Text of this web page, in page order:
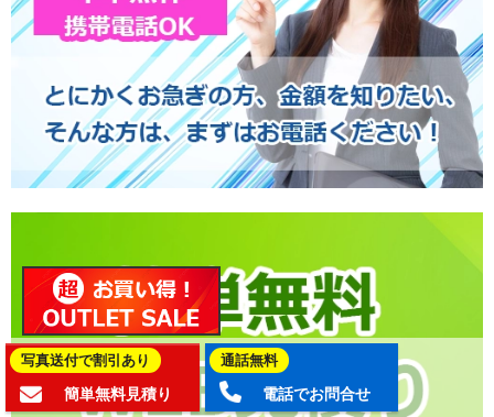
写真送付で割引あり
簡単無料見積り
通話無料
電話でお問合せ